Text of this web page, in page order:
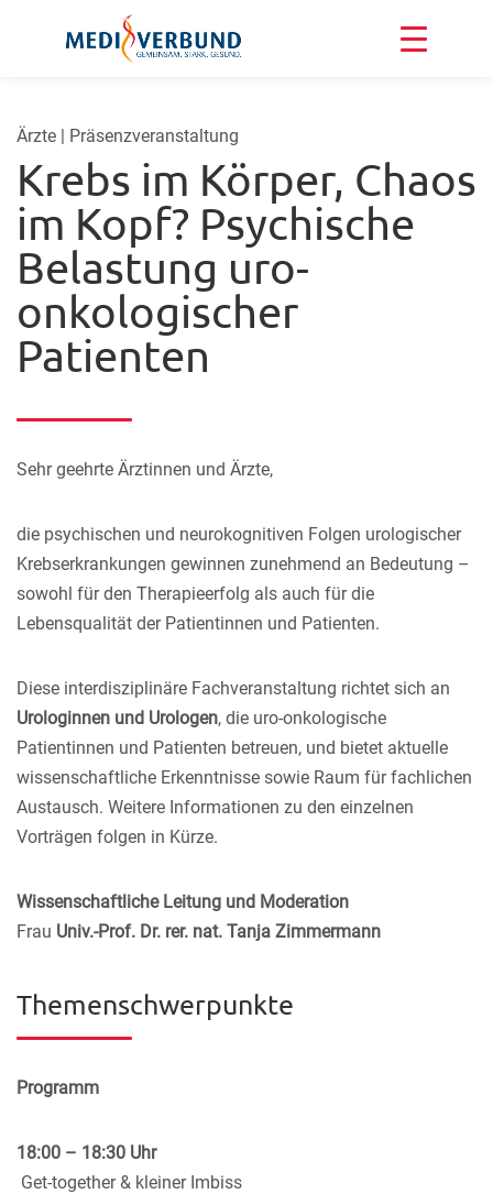
Ärzte | Präsenzveranstaltung
Krebs im Körper, Chaos
im Kopf? Psychische
Belastung uro-
onkologischer
Patienten
Sehr geehrte Ärztinnen und Ärzte,
die psychischen und neurokognitiven Folgen urologischer
Krebserkrankungen gewinnen zunehmend an Bedeutung –
sowohl für den Therapieerfolg als auch für die
Lebensqualität der Patientinnen und Patienten.
Diese interdisziplinäre Fachveranstaltung richtet sich an
Urologinnen und Urologen, die uro-onkologische
Patientinnen und Patienten betreuen, und bietet aktuelle
wissenschaftliche Erkenntnisse sowie Raum für fachlichen
Austausch. Weitere Informationen zu den einzelnen
Vorträgen folgen in Kürze.
Wissenschaftliche Leitung und Moderation
Frau Univ.-Prof. Dr. rer. nat. Tanja Zimmermann
Themenschwerpunkte
Programm
18:00 – 18:30 Uhr
Get-together & kleiner Imbiss